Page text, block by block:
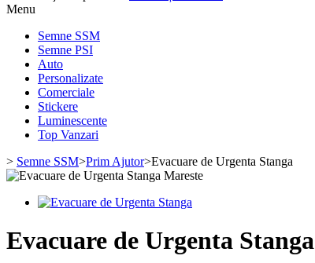
Menu
Semne SSM
Semne PSI
Auto
Personalizate
Comerciale
Stickere
Luminescente
Top Vanzari
> Semne SSM>Prim Ajutor>Evacuare de Urgenta Stanga
Mareste
Evacuare de Urgenta Stanga